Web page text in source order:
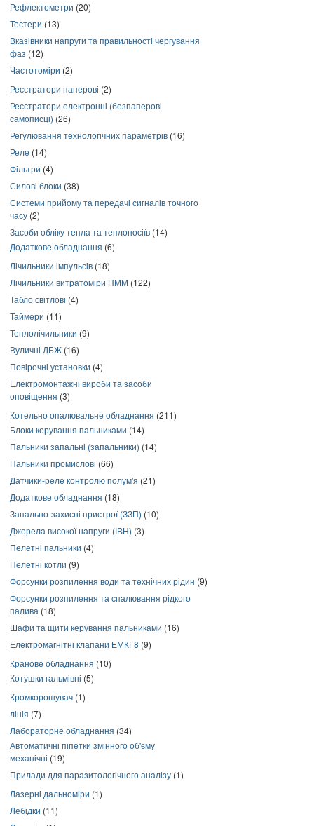
Рефлектометри (20)
Тестери (13)
Вказівники напруги та правильності чергування
фаз (12)
Частотоміри (2)
Реєстратори паперові (2)
Реєстратори електронні (безпаперові
самописці) (26)
Регулювання технологічних параметрів (16)
Реле (14)
Фільтри (4)
Силові блоки (38)
Системи прийому та передачі сигналів точного
часу (2)
Засоби обліку тепла та теплоносіїв (14)
Додаткове обладнання (6)
Лічильники імпульсів (18)
Лічильники витратоміри ПММ (122)
Табло світлові (4)
Таймери (11)
Теплолічильники (9)
Вуличні ДБЖ (16)
Повірочні установки (4)
Електромонтажні вироби та засоби
оповіщення (3)
Котельно опалювальне обладнання (211)
Блоки керування пальниками (14)
Пальники запальні (запальники) (14)
Пальники промислові (66)
Датчики-реле контролю полум'я (21)
Додаткове обладнання (18)
Запально-захисні пристрої (ЗЗП) (10)
Джерела високої напруги (ІВН) (3)
Пелетні пальники (4)
Пелетні котли (9)
Форсунки розпилення води та технічних рідин (9)
Форсунки розпилення та спалювання рідкого
палива (18)
Шафи та щити керування пальниками (16)
Електромагнітні клапани ЕМКГ8 (9)
Кранове обладнання (10)
Котушки гальмівні (5)
Кромкорошувач (1)
лінія (7)
Лабораторне обладнання (34)
Автоматичні піпетки змінного об'єму
механічні (19)
Прилади для паразитологічного аналізу (1)
Лазерні дальноміри (1)
Лебідки (11)